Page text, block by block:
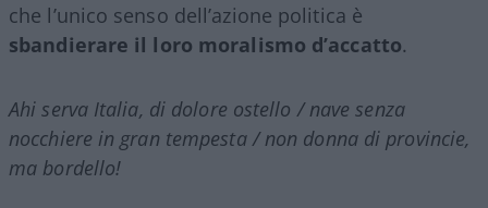
che l’unico senso dell’azione politica è
sbandierare il loro moralismo d’accatto.
Ahi serva Italia, di dolore ostello / nave senza
nocchiere in gran tempesta / non donna di provincie,
ma bordello!